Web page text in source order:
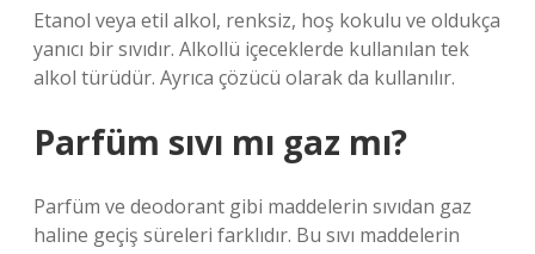
Etanol veya etil alkol, renksiz, hoş kokulu ve oldukça
yanıcı bir sıvıdır. Alkollü içeceklerde kullanılan tek
alkol türüdür. Ayrıca çözücü olarak da kullanılır.
Parfüm sıvı mı gaz mı?
Parfüm ve deodorant gibi maddelerin sıvıdan gaz
haline geçiş süreleri farklıdır. Bu sıvı maddelerin